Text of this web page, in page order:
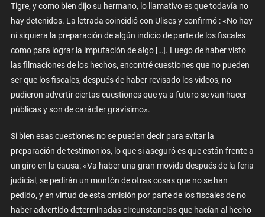
Tigre, y como bien dijo su hermano, lo llamativo es que todavía no
hay detenidos. La letrada coincidió con Ulises y confirmó : «No hay
ni siquiera la preparación de algún indicio de parte de los fiscales
como para lograr la imputación de algo […]. Luego de haber visto
las filmaciones de los hechos, encontré cuestiones que no pueden
ser que los fiscales, después de haber revisado los videos, no
pudieron advertir ciertas cuestiones que ya a futuro se van hacer
públicas y son de carácter gravísimo».
Si bien esas cuestiones no se pueden decir para evitar la
preparación de testimonios, lo que si aseguró es que están frente a
un giro en la causa: «Va haber una gran movida después de la feria
judicial, se pedirán un montón de otras cosas que no se han
pedido, y en virtud de esta omisión por parte de los fiscales de no
haber advertido determinadas circunstancias que hacían al hecho